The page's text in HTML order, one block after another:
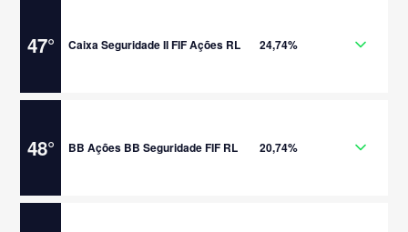
47° Caixa Seguridade II FIF Ações RL 24,74%
48° BB Ações BB Seguridade FIF RL 20,74%